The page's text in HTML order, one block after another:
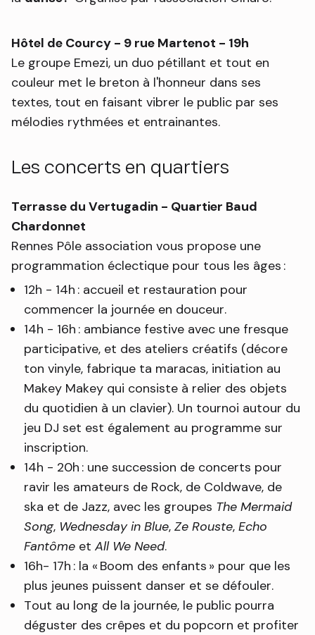
Hôtel de Courcy - 9 rue Martenot - 19h
Le groupe Emezi, un duo pétillant et tout en
couleur met le breton à l'honneur dans ses
textes, tout en faisant vibrer le public par ses
mélodies rythmées et entrainantes.
Les concerts en quartiers
Terrasse du Vertugadin - Quartier Baud
Chardonnet
Rennes Pôle association vous propose une
programmation éclectique pour tous les âges :
12h - 14h : accueil et restauration pour
commencer la journée en douceur.
14h - 16h : ambiance festive avec une fresque
participative, et des ateliers créatifs (décore
ton vinyle, fabrique ta maracas, initiation au
Makey Makey qui consiste à relier des objets
du quotidien à un clavier). Un tournoi autour du
jeu DJ set est également au programme sur
inscription.
14h - 20h : une succession de concerts pour
ravir les amateurs de Rock, de Coldwave, de
ska et de Jazz, avec les groupes The Mermaid
Song, Wednesday in Blue, Ze Rouste, Echo
Fantôme et All We Need.
16h- 17h : la « Boom des enfants » pour que les
plus jeunes puissent danser et se défouler.
Tout au long de la journée, le public pourra
déguster des crêpes et du popcorn et profiter